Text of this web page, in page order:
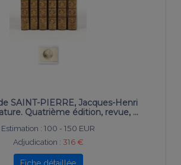
SAINT-PIERRE, Jacques-Henri
Quatrième édition, revue, …
Estimation : 100 - 150 EUR
Adjudication : 316 €